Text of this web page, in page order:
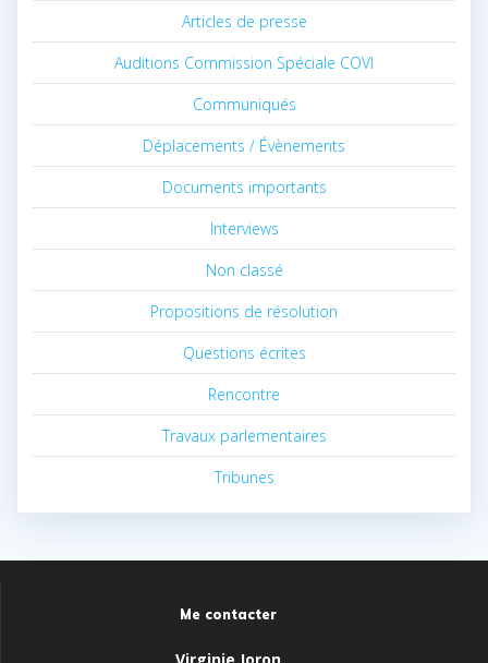
Articles de presse
Auditions Commission Spéciale COVI
Communiqués
Déplacements / Évènements
Documents importants
Interviews
Non classé
Propositions de résolution
Questions écrites
Rencontre
Travaux parlementaires
Tribunes
Me contacter